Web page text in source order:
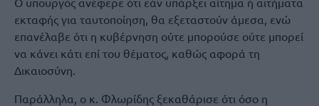
εκταφής για ταυτοποίηση, θα εξεταστούν άμεσα, ενώ
επανέλαβε ότι η κυβέρνηση ούτε μπορούσε ούτε μπορεί
να κάνει κάτι επί του θέματος, καθώς αφορά τη
Δικαιοσύνη.
Παράλληλα, ο κ. Φλωρίδης ξεκαθάρισε ότι όσο η